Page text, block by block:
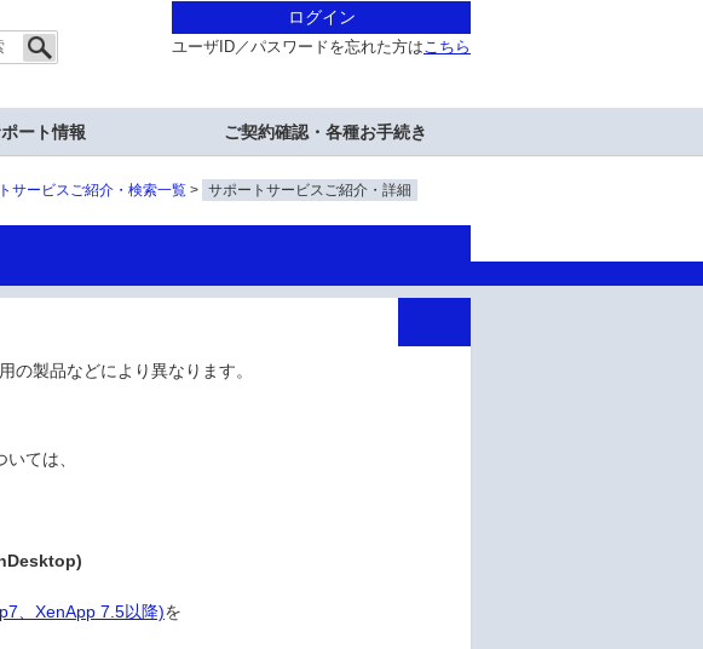
ログイン
ユーザID／パスワードを忘れた方はこちら
ート情報 ご契約確認・各種お手続き
サービスご紹介・検索一覧 サポートサービスご紹介・詳細
の製品などにより異なります。
ては、
、XenApp 7.5以降)を